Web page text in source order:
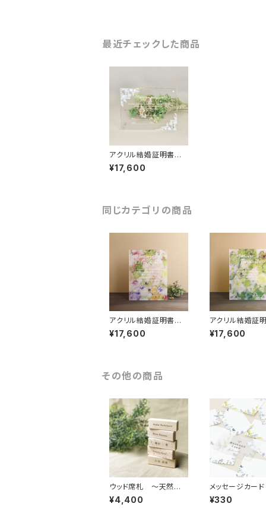
最近チェックした商品
アクリル結婚証明書
プランツ
¥17,600
同じカテゴリの商品
アクリル結婚証明書
フラワーカラフル
¥17,600
アクリル結婚
フラワーホワイ
ン
¥17,600
その他の商品
ウッド席札 ～天然木
のブロック席札・お名前
印刷込み
¥4,400
メッセージカー
ニ- 「ボタニカル
¥330